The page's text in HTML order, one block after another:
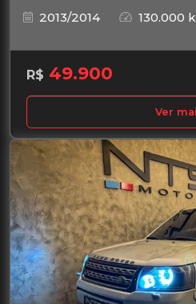
2013/2014
130.000
R$ 49.900
Ver